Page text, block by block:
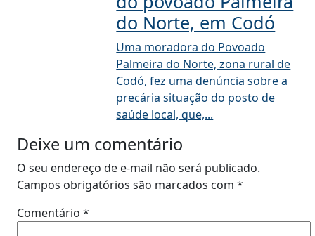
do Norte, em Codó
Uma moradora do Povoado
Palmeira do Norte, zona rural de
Codó, fez uma denúncia sobre a
precária situação do posto de
saúde local, que,...
Deixe um comentário
O seu endereço de e-mail não será publicado.
Campos obrigatórios são marcados com *
Comentário *